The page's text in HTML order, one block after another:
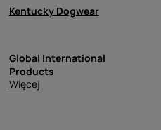
Kentucky Dogwear
Global International
Products
Więcej